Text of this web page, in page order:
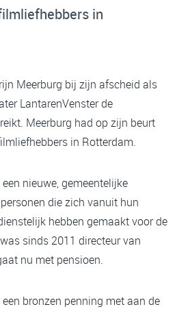
in
Meerburg bij zijn afscheid als
LantarenVenster de
Meerburg had op zijn beurt
in Rotterdam.
nieuwe, gemeentelijke
die zich vanuit hun
hebben gemaakt voor de
sinds 2011 directeur van
nu met pensioen.
bronzen penning met aan de